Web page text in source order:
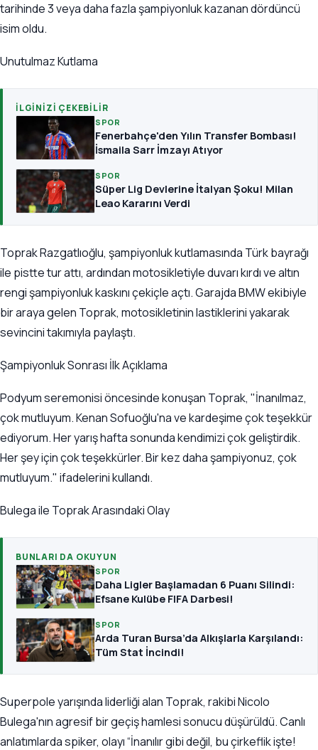
tarihinde 3 veya daha fazla şampiyonluk kazanan dördüncü
isim oldu.
Unutulmaz Kutlama
İLGINIZI ÇEKEBILIR
SPOR
Fenerbahçe'den Yılın Transfer Bombası!
İsmaila Sarr İmzayı Atıyor
SPOR
Süper Lig Devlerine İtalyan Şoku! Milan
Leao Kararını Verdi
Toprak Razgatlıoğlu, şampiyonluk kutlamasında Türk bayrağı
ile pistte tur attı, ardından motosikletiyle duvarı kırdı ve altın
rengi şampiyonluk kaskını çekiçle açtı. Garajda BMW ekibiyle
bir araya gelen Toprak, motosikletinin lastiklerini yakarak
sevincini takımıyla paylaştı.
Şampiyonluk Sonrası İlk Açıklama
Podyum seremonisi öncesinde konuşan Toprak, "İnanılmaz,
çok mutluyum. Kenan Sofuoğlu'na ve kardeşime çok teşekkür
ediyorum. Her yarış hafta sonunda kendimizi çok geliştirdik.
Her şey için çok teşekkürler. Bir kez daha şampiyonuz, çok
mutluyum." ifadelerini kullandı.
Bulega ile Toprak Arasındaki Olay
BUNLARI DA OKUYUN
SPOR
Daha Ligler Başlamadan 6 Puanı Silindi:
Efsane Kulübe FIFA Darbesi!
SPOR
Arda Turan Bursa’da Alkışlarla Karşılandı:
Tüm Stat İncindi!
Superpole yarışında liderliği alan Toprak, rakibi Nicolo
Bulega'nın agresif bir geçiş hamlesi sonucu düşürüldü. Canlı
anlatımlarda spiker, olayı “İnanılır gibi değil, bu çirkeflik işte!